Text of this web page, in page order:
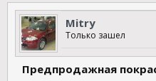
Mitry
Только зашел
Предпродажная